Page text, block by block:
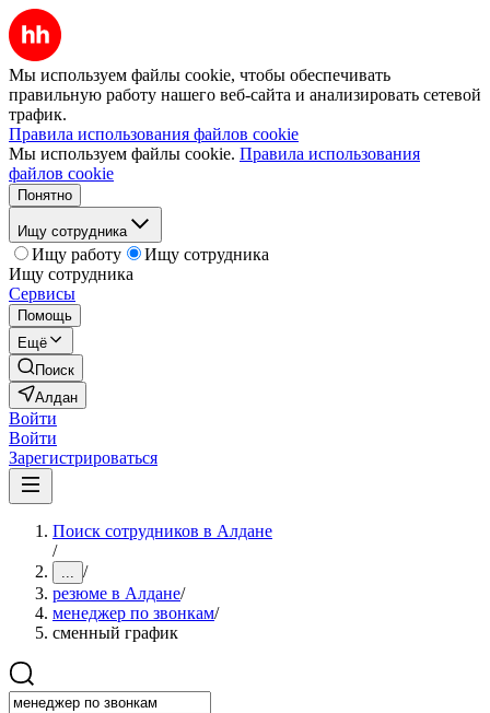
Мы используем файлы cookie, чтобы обеспечивать
правильную работу нашего веб-сайта и анализировать сетевой
трафик.
Правила использования файлов cookie
Мы используем файлы cookie. Правила использования
файлов cookie
Понятно
Ищу сотрудника
Ищу работу
Ищу сотрудника
Ищу сотрудника
Сервисы
Помощь
Ещё
Поиск
Алдан
Войти
Войти
Зарегистрироваться
Поиск сотрудников в Алдане
/
... /
резюме в Алдане/
менеджер по звонкам/
сменный график